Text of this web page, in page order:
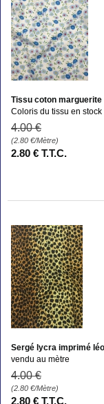
Tissu coton marguerite
Coloris du tissu en
4.00 €
(2.80 €/Mètre)
2.80 € T.T.C.
Sergé lycra imprimé
vendu au mètre
4.00 €
(2.80 €/Mètre)
2.80 € T.T.C.